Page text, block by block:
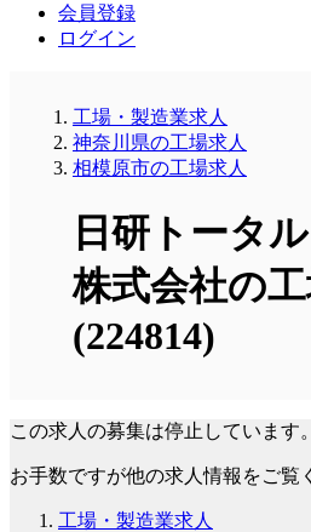
会員登録
ログイン
工場・製造業求人
神奈川県の工場求人
相模原市の工場求人
日研トータ
株式会社の
(224814)
この求人の募集は停止しています。
お手数ですが他の求人情報をご覧
工場・製造業求人